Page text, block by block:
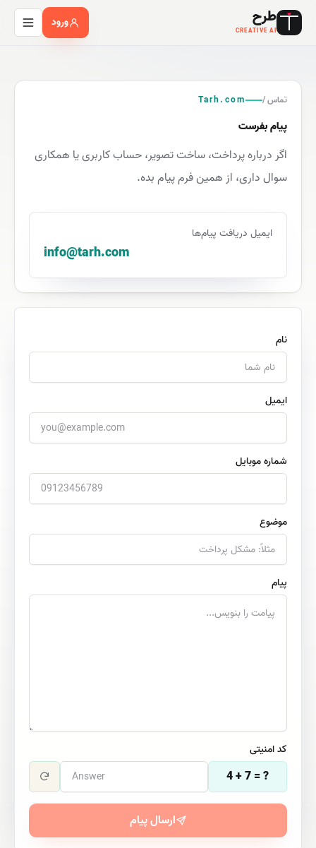
طرح
CREATIVE AI
ورود
تماس / Tarh.com
پیام بفرست
اگر درباره پرداخت، ساخت تصویر، حساب کاربری یا همکاری
سوال داری، از همین فرم پیام بده.
ایمیل دریافت پیام‌ها
info@tarh.com
نام
ایمیل
شماره موبایل
موضوع
پیام
کد امنیتی
4 + 7= ?
ارسال پیام